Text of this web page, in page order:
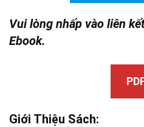
Vui lòng nhấp vào liên
Ebook.
Giới Thiệu Sách: